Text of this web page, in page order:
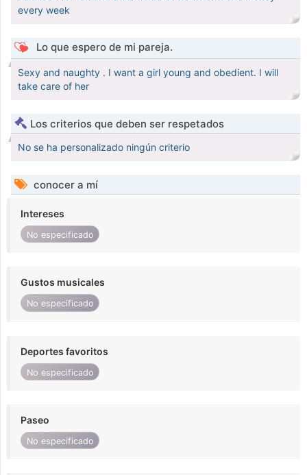
every week
Lo que espero de mi pareja.
Sexy and naughty . I want a girl young and obedient. I will
take care of her
Los criterios que deben ser respetados
No se ha personalizado ningún criterio
conocer a mí
Intereses
No especificado
Gustos musicales
No especificado
Deportes favoritos
No especificado
Paseo
No especificado